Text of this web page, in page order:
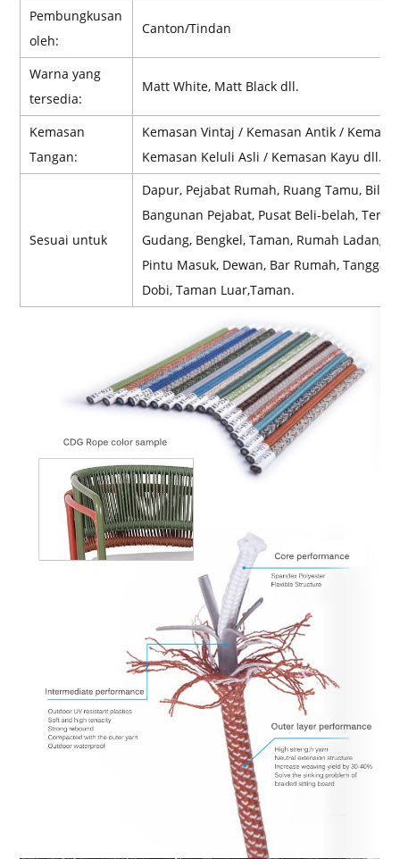
Pembungkusan
oleh:
Canton/Tindan
Warna yang
tersedia:
Matt White, Matt Black dll.
Kemasan
Tangan:
Kemasan Vintaj / Kemasan Antik /
Kemasan Keluli Asli / Kemasan Kayu dll.
Sesuai untuk
Dapur, Pejabat Rumah, Ruang Tamu, Bilik
Bangunan Pejabat, Pusat Beli-belah,
Gudang, Bengkel, Taman, Rumah Ladang,
Pintu Masuk, Dewan, Bar Rumah, Tangga,
Dobi, Taman Luar,Taman.